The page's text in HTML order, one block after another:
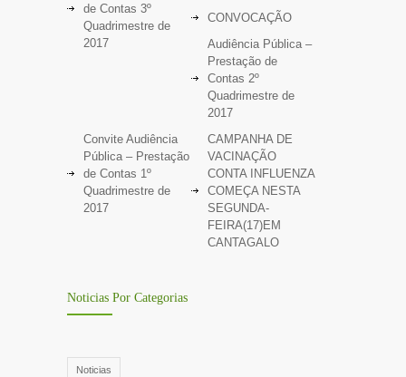
de Contas 3º
Quadrimestre de
2017
CONVOCAÇÃO
Audiência Pública –
Prestação de
Contas 2º
Quadrimestre de
2017
Convite Audiência
Pública – Prestação
de Contas 1º
Quadrimestre de
2017
CAMPANHA DE
VACINAÇÃO
CONTA INFLUENZA
COMEÇA NESTA
SEGUNDA-
FEIRA(17)EM
CANTAGALO
Noticias Por Categorias
Noticias